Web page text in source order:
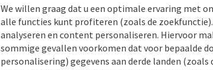
We willen graag dat u een optimale ervaring met
alle functies kunt profiteren (zoals de
analyseren en content personaliseren. Hiervoor
sommige gevallen voorkomen dat voor bepaalde
personalisering) gegevens aan derde landen (zoals